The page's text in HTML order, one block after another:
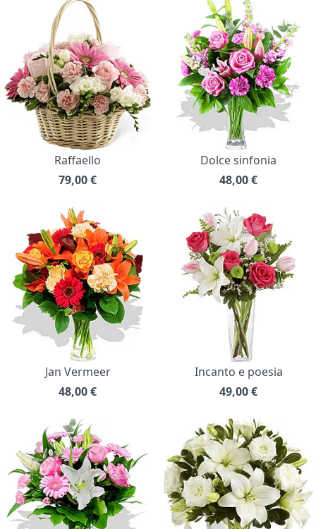
Raffaello
79,00€
Dolce sinfonia
48,00€
Jan Vermeer
48,00€
Incanto e poesia
49,00€